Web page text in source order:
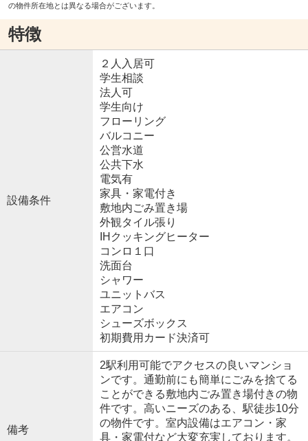
の物件所在地とは異なる場合がございます。
特徴
設備条件
２人入居可
学生相談
法人可
学生向け
フローリング
バルコニー
公営水道
公共下水
電気有
家具・家電付き
敷地内ごみ置き場
外観タイル張り
IHクッキングヒーター
コンロ１口
洗面台
シャワー
ユニットバス
エアコン
シューズボックス
初期費用カード決済可
備考
2駅利用可能でアクセスの良いマンショ
ンです。通勤前にも簡単にごみを捨てる
ことができる敷地内ごみ置き場付きの物
件です。高いニーズのある、駅徒歩10分
の物件です。室内設備はエアコン・家
具・家電付など大変充実しております。